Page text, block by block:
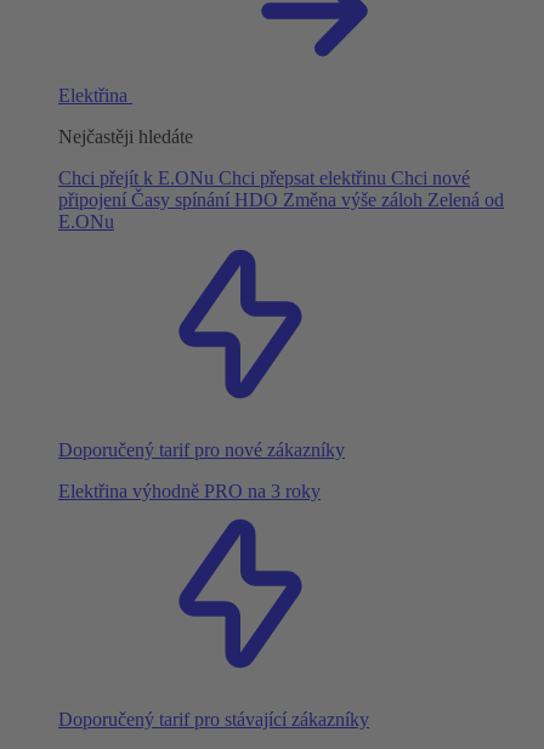
Elektřina
Nejčastěji hledáte
Chci přejít k E.ONu Chci přepsat elektřinu Chci nové
připojení Časy spínání HDO Změna výše záloh Zelená od
E.ONu
Doporučený tarif pro nové zákazníky
Elektřina výhodně PRO na 3 roky
Doporučený tarif pro stávající zákazníky